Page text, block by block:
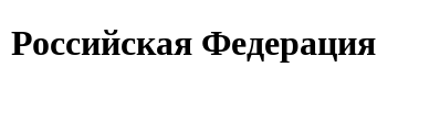
Российская Федерация